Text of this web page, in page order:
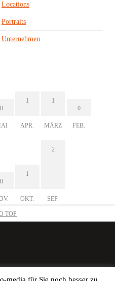
Locations
Portraits
Unternehmen
0
1
APR.
1
MÄRZ
0
FEB.
0
1
OKT.
2
SEP.
TOP